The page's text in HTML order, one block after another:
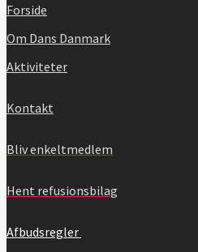
Forside
Om Dans Danmark
Aktiviteter
Kontakt
Bliv enkeltmedlem
Hent refusionsbilag
Afbudsregler